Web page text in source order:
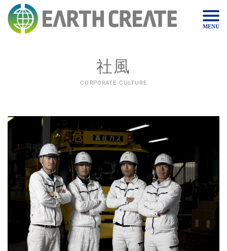
MENU
社風
CORPORATE CULTURE